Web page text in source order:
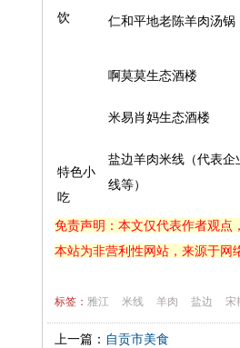
饮
仁和平地老陈羊肉汤锅
啊莫莫生态酒楼
米易肖妈生态酒楼
特色小
吃
盐边羊肉米线（代表
线等）
免责声明：本文仅代表作者观点
本站为非营利性网站，来源于网
标签： 雅江 米线 羊肉 盐边 宋
上一篇： 自贡市美食